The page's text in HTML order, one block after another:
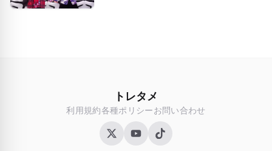
トレタメ
利用規約各種ポリシーお問い合わせ